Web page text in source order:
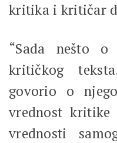
kritika i kritičar
“Sada nešto o
kritičkog
govorio o
vrednost
vrednosti